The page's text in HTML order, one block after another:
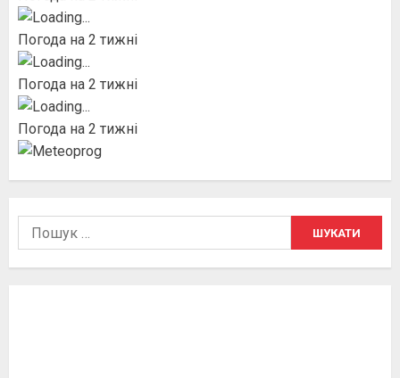
Погода на 2 тижні
Погода на 2 тижні
Погода на 2 тижні
Пошук: